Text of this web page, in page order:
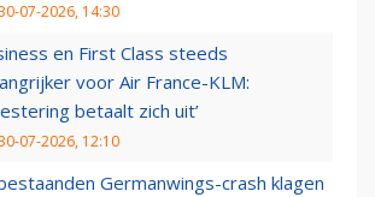
07-2026, 14:30
en First Class steeds
voor Air France-KLM:
betaalt zich uit’
07-2026, 12:10
Germanwings-crash klagen